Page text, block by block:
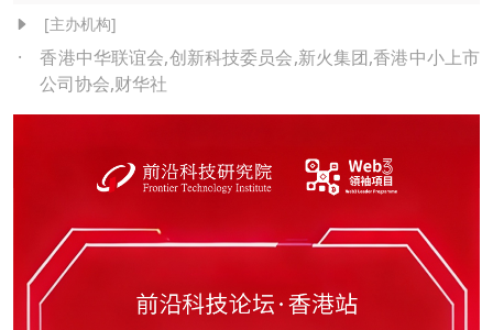
[主办机构]
·
香港中华联谊会,创新科技委员会,新火集团,香港中小上市
公司协会,财华社